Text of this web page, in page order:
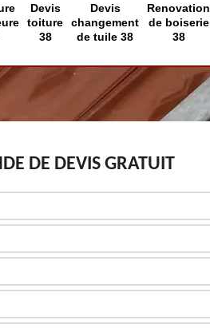
Devis
toiture
38
Devis
changement
de tuile 38
Renovation
de boiserie
38
DE DEVIS GRATUIT